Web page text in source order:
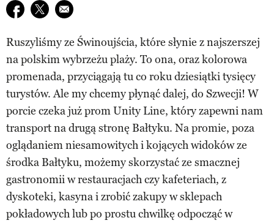
Udostępnij na facebook
Udostępnij na twitter
E-mail do przyjaciela
Ruszyliśmy ze Świnoujścia, które słynie z najszerszej
na polskim wybrzeżu plaży. To ona, oraz kolorowa
promenada, przyciągają tu co roku dziesiątki tysięcy
turystów. Ale my chcemy płynąć dalej, do Szwecji! W
porcie czeka już prom Unity Line, który zapewni nam
transport na drugą stronę Bałtyku. Na promie, poza
oglądaniem niesamowitych i kojących widoków ze
środka Bałtyku, możemy skorzystać ze smacznej
gastronomii w restauracjach czy kafeteriach, z
dyskoteki, kasyna i zrobić zakupy w sklepach
pokładowych lub po prostu chwilkę odpocząć w